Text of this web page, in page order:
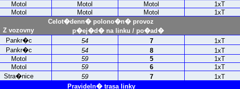
Motol Motol Motol
1xT
Motol Motol Motol
1xT
Celot�denn� polono�n� provoz
Z vozovny
p�ej�d� na linku / po�ad�
Pankr�c 54 7
1xT
Pankr�c 54 8
1xT
Motol 59 5
1xT
Motol 59 6
1xT
Stra�nice 59 7
1xT
Pravideln� trasa linky